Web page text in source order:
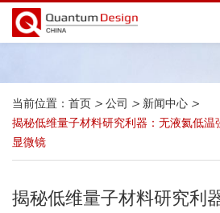
当前位置： 首页 > 公司 > 新闻中心 >
揭秘低维量子材料研究利器：无液氦低温
显微镜
揭秘低维量子材料研究利